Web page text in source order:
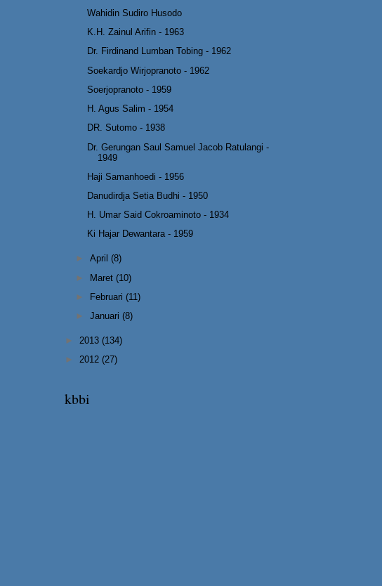
Wahidin Sudiro Husodo
K.H. Zainul Arifin - 1963
Dr. Firdinand Lumban Tobing - 1962
Soekardjo Wirjopranoto - 1962
Soerjopranoto - 1959
H. Agus Salim - 1954
DR. Sutomo - 1938
Dr. Gerungan Saul Samuel Jacob Ratulangi -
1949
Haji Samanhoedi - 1956
Danudirdja Setia Budhi - 1950
H. Umar Said Cokroaminoto - 1934
Ki Hajar Dewantara - 1959
►April(8)
► Maret(10)
►
Februari(11)
►Januari(8)
► 2013 (134)
► 2012 (27)
kbbi